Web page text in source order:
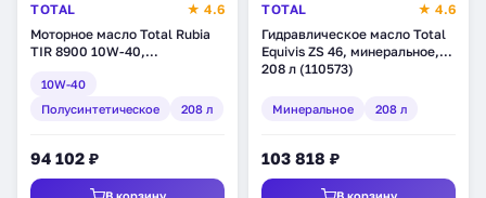
TOTAL
★ 4.6
Моторное масло Total Rubia
TIR 8900 10W-40,
(150841)
10W-40
Полусинтетическое
208 л
94 102 ₽
TOTAL
★ 4.6
Гидравлическое масло Total
Equivis ZS 46, минеральное,
208 л (110573)
Минеральное 208 л
103 818 ₽